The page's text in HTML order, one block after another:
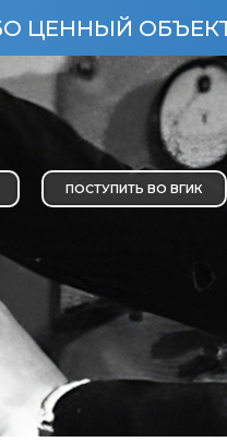
ОБЪЕКТ
ПОСТУПИТЬ ВО ВГИК